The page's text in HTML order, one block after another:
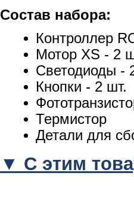
Состав набора:
Контроллер
Мотор XS - 2
Светодиоды -
Кнопки - 2 шт.
Термистор
Детали для
▼ С этим